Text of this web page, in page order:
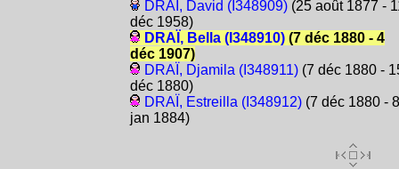
DRAÏ, David (I348909)(25 août 1877 -
déc 1958)
DRAÏ, Bella (I348910)(7 déc 1880 - 4
déc 1907)
DRAÏ, Djamila (I348911)(7 déc 1880 -
déc 1880)
DRAÏ, Estreilla (I348912)(7 déc 1880 - 8
jan 1884)